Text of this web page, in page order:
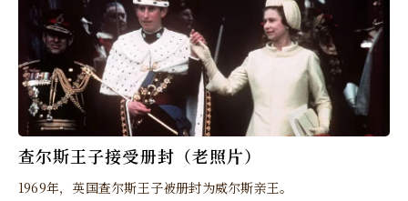
查尔斯王子接受册封（老照片）
1969年，英国查尔斯王子被册封为威尔斯亲王。